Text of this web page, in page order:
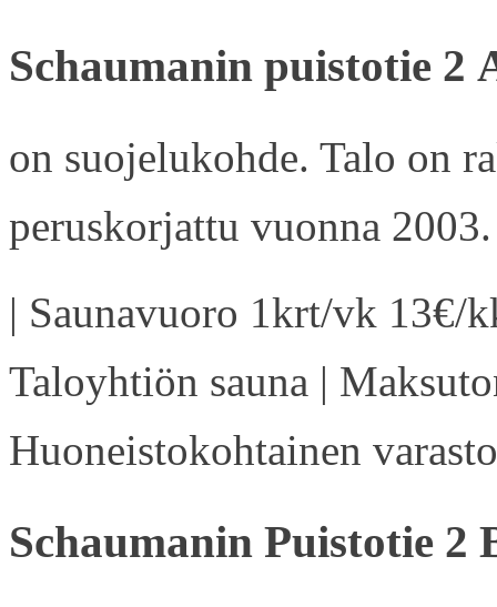
Schaumanin puistotie 2
on suojelukohde. Talo on
peruskorjattu vuonna 2003.
| Saunavuoro 1krt/vk 13€/
Taloyhtiön sauna |
Huoneistokohtainen
Schaumanin Puistotie 2